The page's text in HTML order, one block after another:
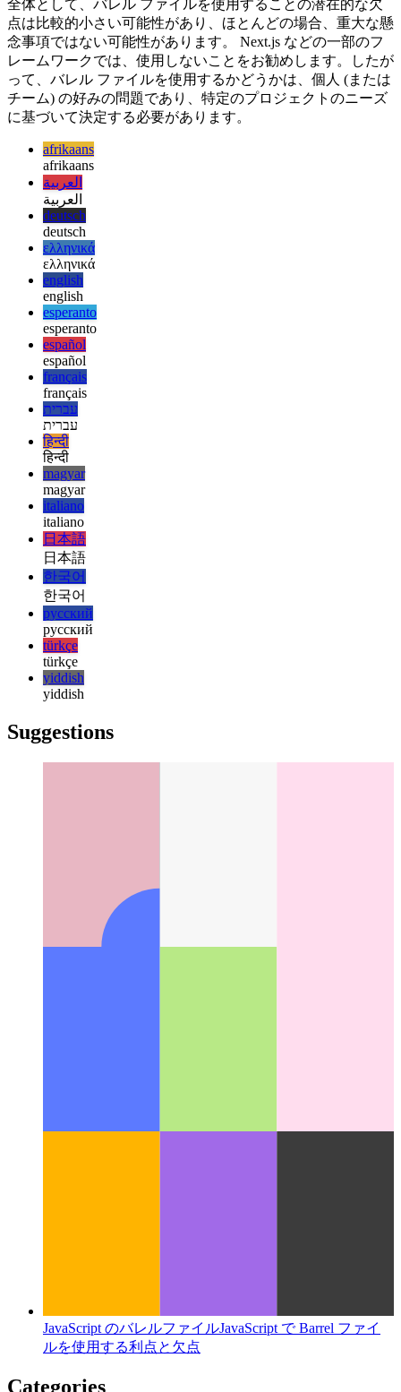
静的コード分析ツールやリンターなどの一部のツールは、バ
レル ファイルをサポートしていない可能性があり、コード
を正確に分析できない場合があります。
全体として、バレル ファイルを使用することの潜在的な欠
点は比較的小さい可能性があり、ほとんどの場合、重大な懸
念事項ではない可能性があります。 Next.js などの一部のフ
って、バレル ファイルを使用するかどうかは、個人 (または
チーム) の好みの問題であり、特定のプロジェクトのニーズ
に基づいて決定する必要があります。
afrikaans
afrikaans
العربية
العربية
deutsch
deutsch
ελληνικά
ελληνικά
english
english
esperanto
esperanto
español
español
français
français
עברית
עברית
हिन्दी
हिन्दी
magyar
magyar
italiano
italiano
日本語
日本語
한국어
한국어
русский
русский
türkçe
yiddish